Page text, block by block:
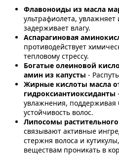
Флавоноиды из масла
ультрафиолета, увлажняет
задерживает влагу.
Аспарагиновая
противодействует
тепловому стрессу.
Богатые олеиновой
амин из капусты -
Жирные кислоты масла
гидроксиантиоксиданты
увлажнения, поддерживая
устойчивость волос.
Липосомы
связывают активные
стержня волоса и
веществам проникать в